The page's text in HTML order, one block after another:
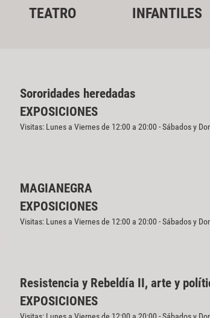
TEATRO INFANTILES
Sororidades heredadas
EXPOSICIONES
Visitas: Lunes a Viernes de 12:00 a 20:00 - Sábados y
MAGIANEGRA
EXPOSICIONES
Visitas: Lunes a Viernes de 12:00 a 20:00 - Sábados y
Resistencia y Rebeldía II, arte y
EXPOSICIONES